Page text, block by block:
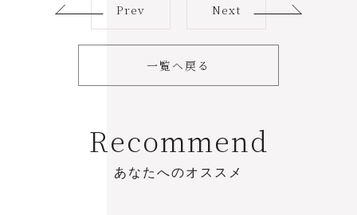
Prev
一覧へ戻る
Next
Recommend
あ な た へのオ ス ス メ